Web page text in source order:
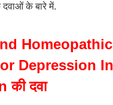
के बारे में.
Homeopathic
Depression
की दवा